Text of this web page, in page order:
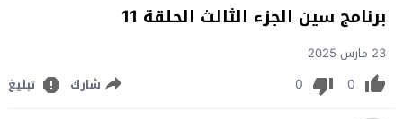
برنامج سين الجزء الثالث الحلقة 11
23 مارس 2025
0
0 شارك تبليغ